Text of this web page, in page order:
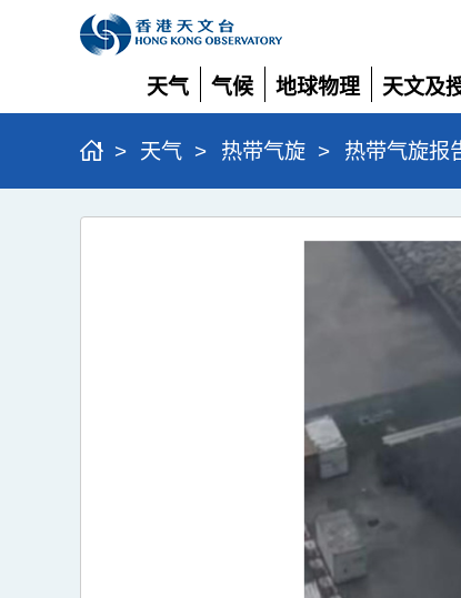
天气
展
开
气候
展
开
地球物理
展
开
天文及
展
开
> 天气 > 热带气旋 > 热带气旋报
超